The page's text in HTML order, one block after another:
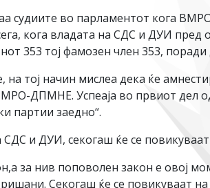
судиите во парламентот кога
кога владата на СДС и ДУИ
353 тој фамозен член 353,
на тој начин мислеа дека ќе
ДПМНЕ. Успеаја во првиот дел
партии заедно“.
и ДУИ, секогаш ќе се
за нив поповолен закон е овој
Секогаш ќе се повикуваат